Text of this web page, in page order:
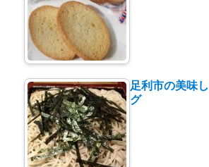
足利市の美味
グ